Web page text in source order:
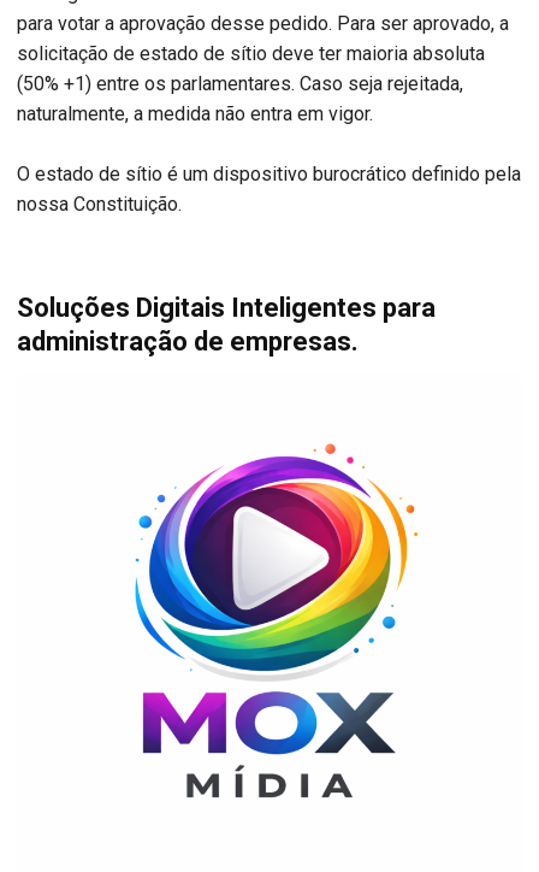
para votar a aprovação desse pedido. Para ser aprovado, a
solicitação de estado de sítio deve ter maioria absoluta
(50% +1) entre os parlamentares. Caso seja rejeitada,
naturalmente, a medida não entra em vigor.
O estado de sítio é um dispositivo burocrático definido pela
nossa Constituição.
Soluções Digitais Inteligentes para
administração de empresas.